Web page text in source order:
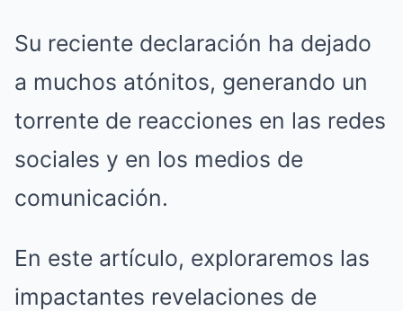
Su reciente declaración ha dejado
a muchos atónitos, generando un
torrente de reacciones en las redes
sociales y en los medios de
comunicación.
En este artículo, exploraremos las
impactantes revelaciones de